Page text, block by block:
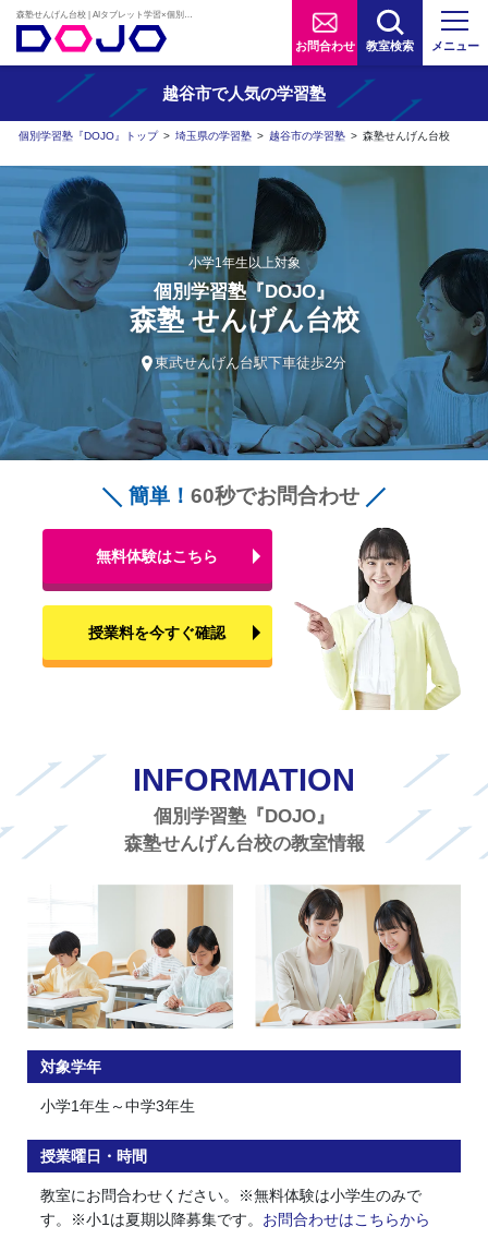
お問合わせ 教室検索 メニュー
越谷市で人気の学習塾
個別学習塾『DOJO』トップ > 埼玉県の学習塾 > 越谷市の学習塾 > 森塾せんげん台校
小学1年生以上対象
個別学習塾『DOJO』
森塾 せんげん台校
東武せんげん台駅下車徒歩2分
簡単！ 60秒でお問合わせ
無料体験はこちら
授業料を今すぐ確認
INFORMATION
個別学習塾『DOJO』
森塾せんげん台校の教室情報
対象学年
小学1年生～中学3年生
授業曜日・時間
教室にお問合わせください。※無料体験は小学生のみで
す。※小1は夏期以降募集です。 お問合わせはこちらから